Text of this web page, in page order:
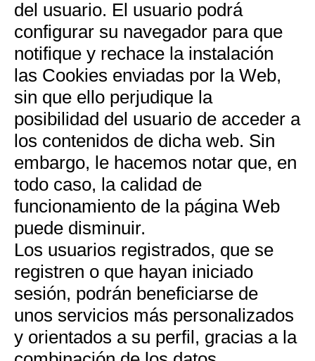
del usuario. El usuario podrá
configurar su navegador para que
notifique y rechace la instalación
las Cookies enviadas por la Web,
sin que ello perjudique la
posibilidad del usuario de acceder a
los contenidos de dicha web. Sin
embargo, le hacemos notar que, en
todo caso, la calidad de
funcionamiento de la página Web
puede disminuir.
Los usuarios registrados, que se
registren o que hayan iniciado
sesión, podrán beneficiarse de
unos servicios más personalizados
y orientados a su perfil, gracias a la